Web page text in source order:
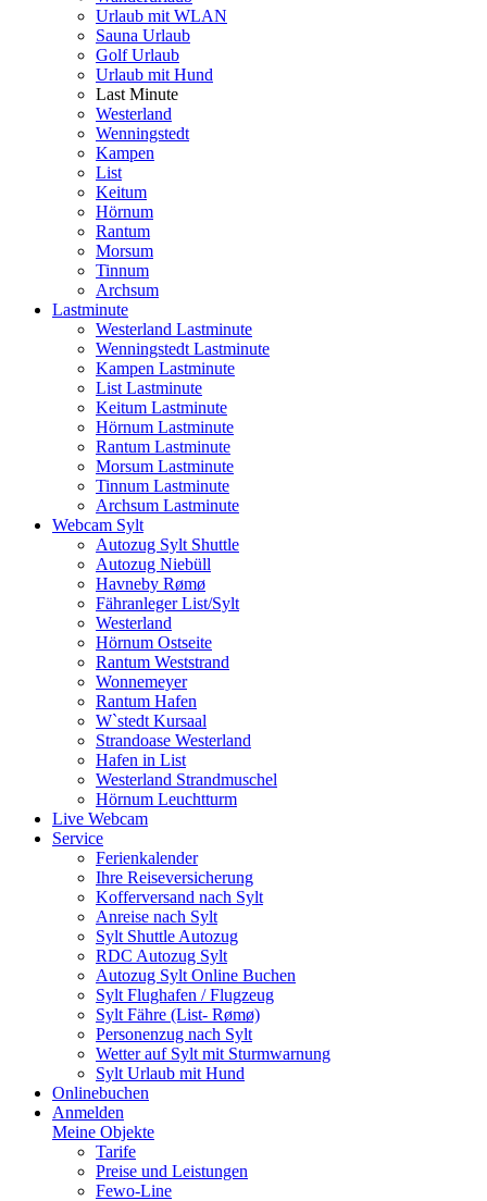
Urlaub mit WLAN
Sauna Urlaub
Golf Urlaub
Urlaub mit Hund
Last Minute
Westerland
Wenningstedt
Kampen
List
Keitum
Hörnum
Rantum
Morsum
Tinnum
Archsum
Lastminute
Westerland Lastminute
Wenningstedt Lastminute
Kampen Lastminute
List Lastminute
Keitum Lastminute
Hörnum Lastminute
Rantum Lastminute
Morsum Lastminute
Tinnum Lastminute
Archsum Lastminute
Webcam Sylt
Autozug Sylt Shuttle
Autozug Niebüll
Havneby Rømø
Fähranleger List/Sylt
Westerland
Hörnum Ostseite
Rantum Weststrand
Wonnemeyer
Rantum Hafen
W`stedt Kursaal
Strandoase Westerland
Hafen in List
Westerland Strandmuschel
Hörnum Leuchtturm
Live Webcam
Service
Ferienkalender
Ihre Reiseversicherung
Kofferversand nach Sylt
Anreise nach Sylt
Sylt Shuttle Autozug
RDC Autozug Sylt
Autozug Sylt Online Buchen
Sylt Flughafen / Flugzeug
Sylt Fähre (List- Rømø)
Personenzug nach Sylt
Wetter auf Sylt mit Sturmwarnung
Sylt Urlaub mit Hund
Onlinebuchen
Anmelden
Meine Objekte
Tarife
Preise und Leistungen
Fewo-Line